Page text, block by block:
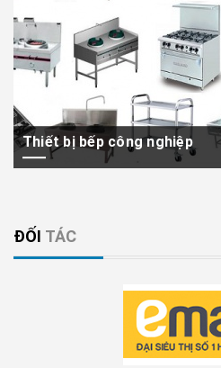
Thiết bị bếp công nghiệp
ĐỐI TÁC